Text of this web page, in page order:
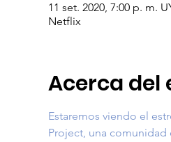
11 set. 2020, 7:00 p. m.
Netflix
Acerca del
Estaremos viendo el
Project, una comunidad